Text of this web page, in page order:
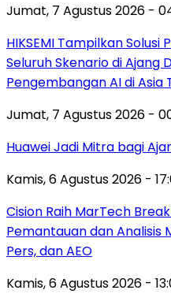
Jumat, 7 Agustus 2026 -
HIKSEMI Tampilkan
Seluruh Skenario di Ajang
Pengembangan AI di Asia
Jumat, 7 Agustus 2026 -
Huawei Jadi Mitra bagi
Kamis, 6 Agustus 2026 -
Cision Raih MarTech
Pemantauan dan Analisis
Pers, dan AEO
Kamis, 6 Agustus 2026 -